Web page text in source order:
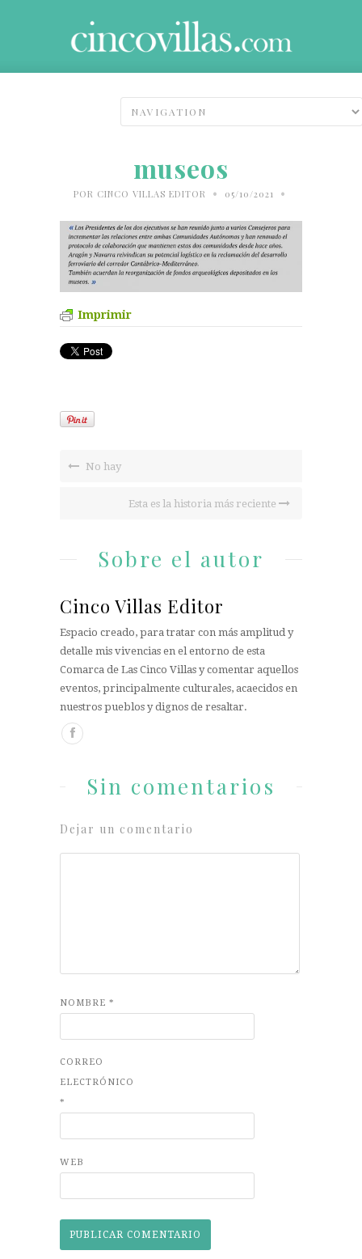
museos
POR CINCO VILLAS EDITOR • 05/10/2021 •
Imprimir
No hay
Esta es la historia más reciente
Sobre el autor
Cinco Villas Editor
Espacio creado, para tratar con más amplitud y
detalle mis vivencias en el entorno de esta
Comarca de Las Cinco Villas y comentar aquellos
eventos, principalmente culturales, acaecidos en
nuestros pueblos y dignos de resaltar.
Sin comentarios
Dejar un comentario
NOMBRE *
CORREO
ELECTRÓNICO
*
WEB